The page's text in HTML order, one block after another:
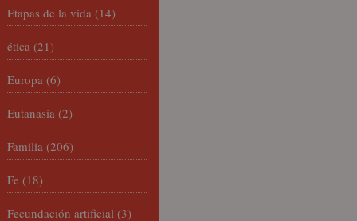
Etapas de la vida (14)
ética (21)
Europa (6)
Eutanasia (2)
Familia (206)
Fe (18)
Fecundación artificial (3)